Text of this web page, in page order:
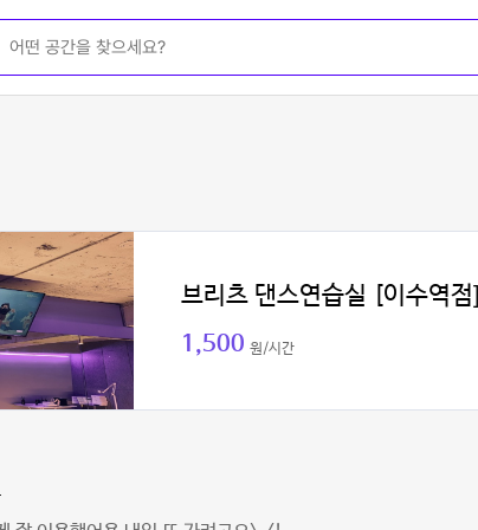
브리츠 댄스연습실 [이수역점]
1,500 원/시간